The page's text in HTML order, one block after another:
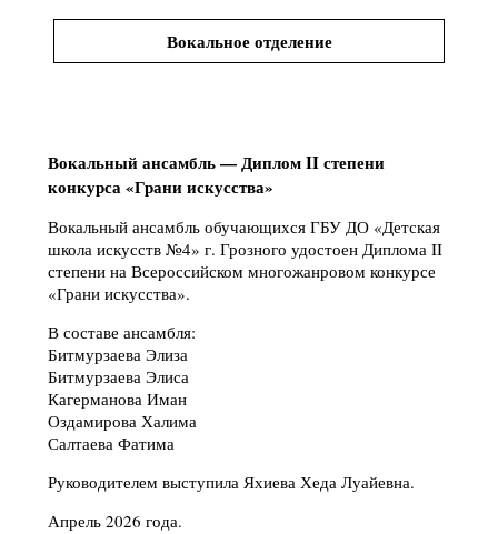
Вокальное отделение
Вокальный ансамбль — Диплом II степени
конкурса «Грани искусства»
Вокальный ансамбль обучающихся ГБУ ДО «Детская
школа искусств №4» г. Грозного удостоен Диплома II
степени на Всероссийском многожанровом конкурсе
«Грани искусства».
В составе ансамбля:
Битмурзаева Элиза
Битмурзаева Элиса
Кагерманова Иман
Оздамирова Халима
Салтаева Фатима
Руководителем выступила Яхиева Хеда Луайевна.
Апрель 2026 года.